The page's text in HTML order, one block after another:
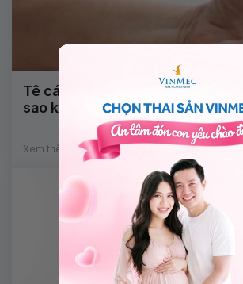
Tê cánh tay kèm đau gót chân
sao không?
Xem thêm